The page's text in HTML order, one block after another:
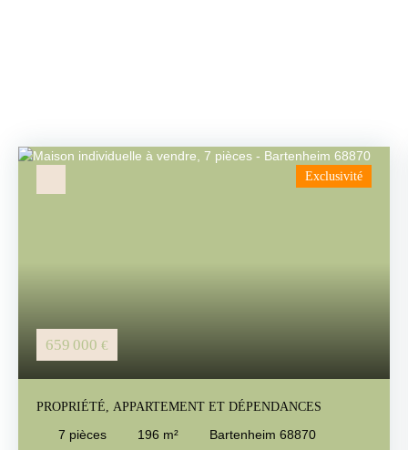
659 000 €
Exclusivité
PROPRIÉTÉ, APPARTEMENT ET DÉPENDANCES
7 pièces 196 m² Bartenheim 68870